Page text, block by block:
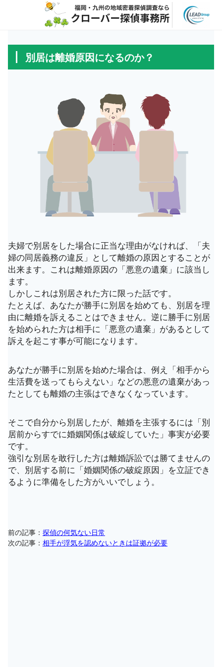
別居は離婚原因になるのか？
夫婦で別居をした場合に正当な理由がなければ、「夫
婦の同居義務の違反」として離婚の原因とすることが
出来ます。これは離婚原因の「悪意の遺棄」に該当し
ます。
しかしこれは別居された方に限った話です。
たとえば、あなたが勝手に別居を始めても、別居を理
由に離婚を訴えることはできません。逆に勝手に別居
を始められた方は相手に「悪意の遺棄」があるとして
訴えを起こす事が可能になります。
あなたが勝手に別居を始めた場合は、例え「相手から
生活費を送ってもらえない」などの悪意の遺棄があっ
たとしても離婚の主張はできなくなっています。
そこで自分から別居したが、離婚を主張するには「別
居前からすでに婚姻関係は破綻していた」事実が必要
です。
強引な別居を敢行した方は離婚訴訟では勝てませんの
で、別居する前に「婚姻関係の破綻原因」を立証でき
るように準備をした方がいいでしょう。
前の記事： 探偵の何気ない日常
次の記事： 相手が浮気を認めないときは証拠が必要